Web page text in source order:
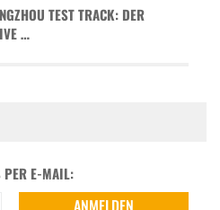
TEST TRACK: DER
…
PER E-MAIL: